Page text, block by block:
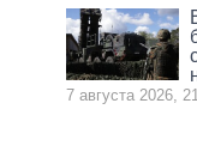
7 августа 2026,